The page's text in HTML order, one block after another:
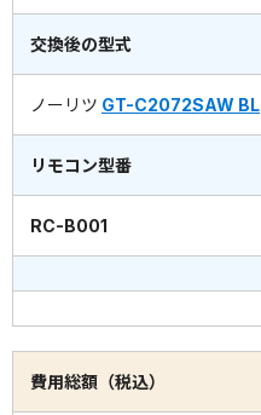
交換後の型式
ノーリツ GT-C2072SAW BL
リモコン型番
RC-B001
費用総額（税込）